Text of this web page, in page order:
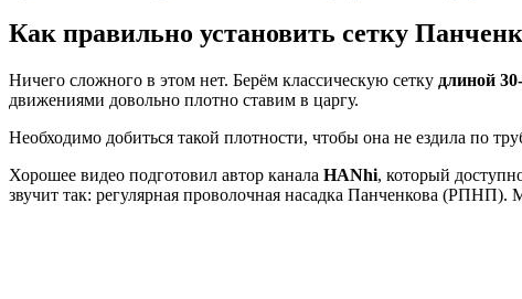
Как правильно установить сетку
Ничего сложного в этом нет. Берём классическую сетку длиной
движениями довольно плотно ставим в царгу.
Необходимо добиться такой плотности, чтобы она не ездила по
Хорошее видео подготовил автор канала HANhi, который
звучит так: регулярная проволочная насадка Панченкова